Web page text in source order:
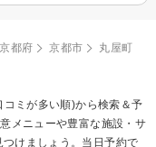
京都府 京都市
丸屋町
コミが多い順)から検索＆予
メニューや豊富な施設・サ
けましょう。当日予約で